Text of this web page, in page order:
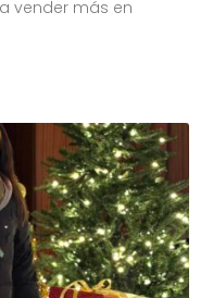
vender más en